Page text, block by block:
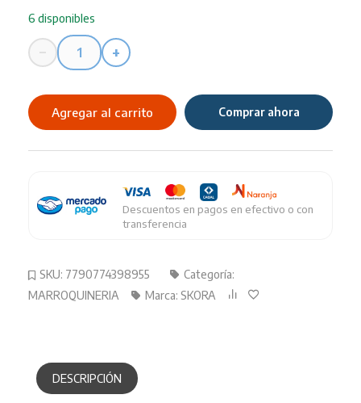
6 disponibles
−
Bandolera
Sienna
Doble
+
Agregar al carrito Comprar ahora
SKU: 7790774398955
Categoría:
MARROQUINERIA
Marca: SKORA
Descuentos en pagos en efectivo o con
transferencia
DESCRIPCIÓN